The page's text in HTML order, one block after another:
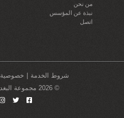
من نحن
نبذة عن المؤسس
اتصل
شروط الخدمة خصوصية
© 2026 مجموعة البغدادية الاعلامية